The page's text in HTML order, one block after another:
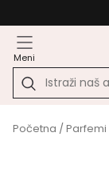
Meni
Početna /Parfemi